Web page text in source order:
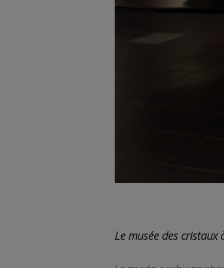
Le musée des